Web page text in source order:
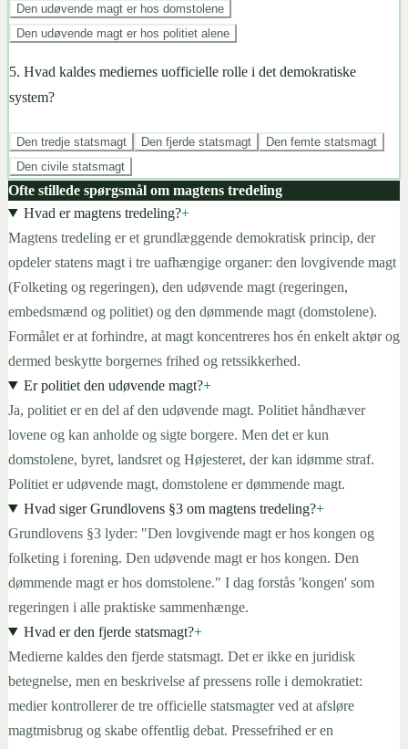
Den udøvende magt er hos domstolene
Den udøvende magt er hos politiet alene
5. Hvad kaldes mediernes uofficielle rolle i det demokratiske
system?
Den tredje statsmagt Den fjerde statsmagt
Den femte statsmagt
Den civile statsmagt
Ofte stillede spørgsmål om magtens tredeling
Hvad er magtens tredeling?+
Magtens tredeling er et grundlæggende demokratisk princip, der
opdeler statens magt i tre uafhængige organer: den lovgivende magt
(Folketing og regeringen), den udøvende magt (regeringen,
embedsmænd og politiet) og den dømmende magt (domstolene).
Formålet er at forhindre, at magt koncentreres hos én enkelt aktør og
dermed beskytte borgernes frihed og retssikkerhed.
Er politiet den udøvende magt?+
Ja, politiet er en del af den udøvende magt. Politiet håndhæver
lovene og kan anholde og sigte borgere. Men det er kun
domstolene, byret, landsret og Højesteret, der kan idømme straf.
Politiet er udøvende magt, domstolene er dømmende magt.
Hvad siger Grundlovens §3 om magtens tredeling?+
Grundlovens §3 lyder: "Den lovgivende magt er hos kongen og
folketing i forening. Den udøvende magt er hos kongen. Den
dømmende magt er hos domstolene." I dag forstås 'kongen' som
regeringen i alle praktiske sammenhænge.
Hvad er den fjerde statsmagt?+
Medierne kaldes den fjerde statsmagt. Det er ikke en juridisk
betegnelse, men en beskrivelse af pressens rolle i demokratiet:
medier kontrollerer de tre officielle statsmagter ved at afsløre
magtmisbrug og skabe offentlig debat. Pressefrihed er en